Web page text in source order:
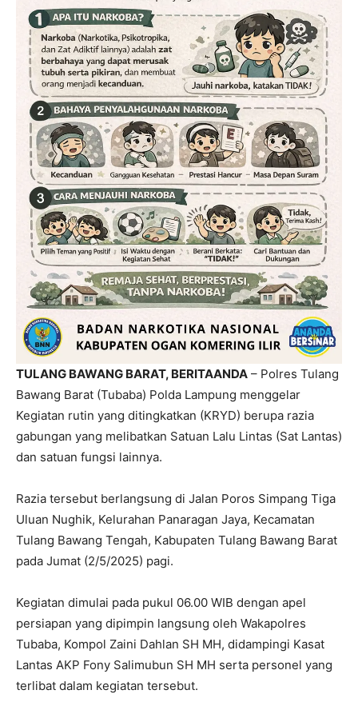
TULANG BAWANG BARAT, BERITAANDA – Polres Tulang
Bawang Barat (Tubaba) Polda Lampung menggelar
Kegiatan rutin yang ditingkatkan (KRYD) berupa razia
gabungan yang melibatkan Satuan Lalu Lintas (Sat Lantas)
dan satuan fungsi lainnya.
Razia tersebut berlangsung di Jalan Poros Simpang Tiga
Uluan Nughik, Kelurahan Panaragan Jaya, Kecamatan
Tulang Bawang Tengah, Kabupaten Tulang Bawang Barat
pada Jumat (2/5/2025) pagi.
Kegiatan dimulai pada pukul 06.00 WIB dengan apel
persiapan yang dipimpin langsung oleh Wakapolres
Tubaba, Kompol Zaini Dahlan SH MH, didampingi Kasat
Lantas AKP Fony Salimubun SH MH serta personel yang
terlibat dalam kegiatan tersebut.